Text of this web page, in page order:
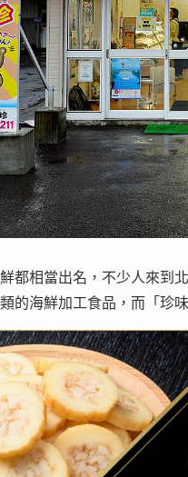
都相當出名，不少人來到
的海鮮加工食品，而「珍